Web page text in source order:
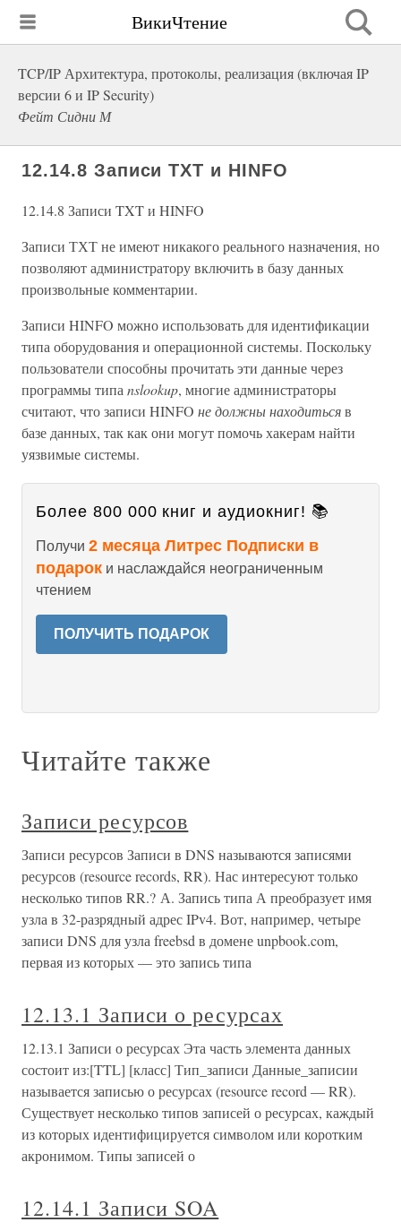
ВикиЧтение
TCP/IP Архитектура, протоколы, реализация (включая IP
версии 6 и IP Security)
Фейт Сидни М
12.14.8 Записи TXT и HINFO
12.14.8 Записи TXT и HINFO
Записи ТХТ не имеют никакого реального назначения, но
позволяют администратору включить в базу данных
произвольные комментарии.
Записи HINFO можно использовать для идентификации
типа оборудования и операционной системы. Поскольку
пользователи способны прочитать эти данные через
программы типа nslookup, многие администраторы
считают, что записи HINFO не должны находитьсяв
базе данных, так как они могут помочь хакерам найти
уязвимые системы.
Более 800 000 книг и аудиокниг! 📚
Получи 2 месяца Литрес Подписки в
подарок и наслаждайся неограниченным
чтением
ПОЛУЧИТЬ ПОДАРОК
Читайте также
Записи ресурсов
Записи ресурсов Записи в DNS называются записями
ресурсов (resource records, RR). Нас интересуют только
несколько типов RR.? А. Запись типа А преобразует имя
узла в 32-разрядный адрес IPv4. Вот, например, четыре
записи DNS для узла freebsd в домене unpbook.com,
первая из которых — это запись типа
12.13.1 Записи о ресурсах
12.13.1 Записи о ресурсах Эта часть элемента данных
состоит из:[TTL] [класс] Тип_записи Данные_записии
называется записью о ресурсах (resource record — RR).
Существует несколько типов записей о ресурсах, каждый
из которых идентифицируется символом или коротким
акронимом. Типы записей о
12.14.1 Записи SOA